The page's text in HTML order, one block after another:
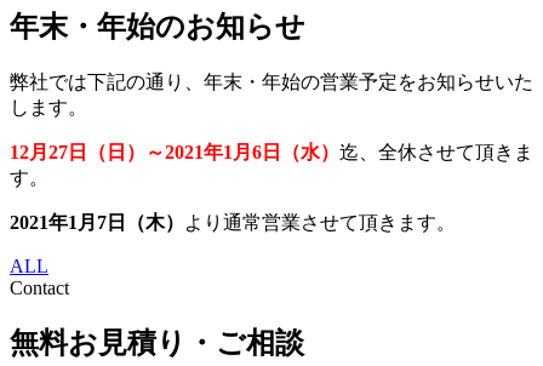
年末・年始のお知らせ
弊社では下記の通り、年末・年始の営業予定をお知らせいた
します。
12月27日（日）～2021年1月6日（水） 迄、全休させて頂きま
す。
2021年1月7日（木） より通常営業させて頂きます。
ALL
Contact
無料お見積り・ご相談